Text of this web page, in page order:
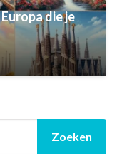
die je
Zoeken